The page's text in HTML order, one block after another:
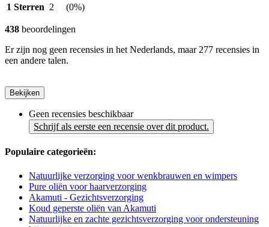
1 Sterren 2 (0%)
438 beoordelingen
Er zijn nog geen recensies in het Nederlands, maar 277 recensies in
een andere talen.
Bekijken
Geen recensies beschikbaar
Schrijf als eerste een recensie over dit product.
Populaire categorieën:
Natuurlijke verzorging voor wenkbrauwen en wimpers
Pure oliën voor haarverzorging
Akamuti - Gezichtsverzorging
Koud geperste oliën van Akamuti
Natuurlijke en zachte gezichtsverzorging voor ondersteuning